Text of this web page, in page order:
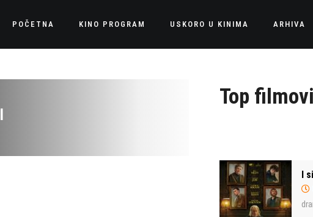
POČETNA KINO PROGRAM USKORO U KINIMA ARHIVA
Top filmovi
I